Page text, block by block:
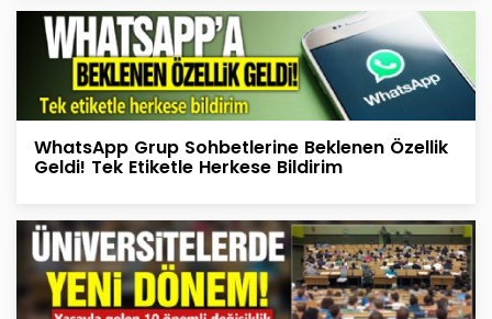
WhatsApp Grup Sohbetlerine Beklenen Özellik
Geldi! Tek Etiketle Herkese Bildirim